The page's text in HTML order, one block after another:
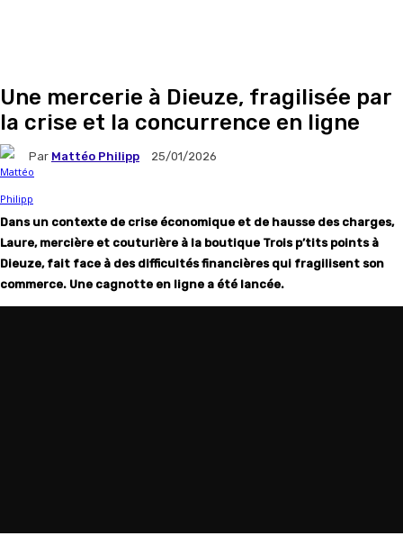
Une mercerie à Dieuze, fragilisée par
la crise et la concurrence en ligne
Par Mattéo Philipp 25/01/2026
Dans un contexte de crise économique et de hausse des charges,
Laure, mercière et couturière à la boutique Trois p’tits points à
Dieuze, fait face à des difficultés financières qui fragilisent son
commerce. Une cagnotte en ligne a été lancée.